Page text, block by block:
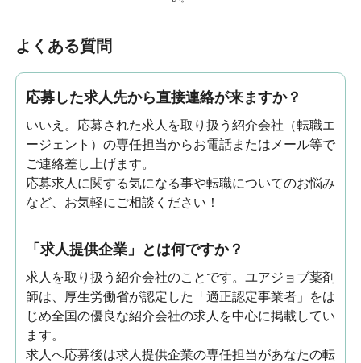
よくある質問
応募した求人先から直接連絡が来ますか？
いいえ。応募された求人を取り扱う紹介会社（転職エ
ージェント）の専任担当からお電話またはメール等で
ご連絡差し上げます。
応募求人に関する気になる事や転職についてのお悩み
など、お気軽にご相談ください！
「求人提供企業」とは何ですか？
求人を取り扱う紹介会社のことです。ユアジョブ薬剤
師は、厚生労働省が認定した「適正認定事業者」をは
じめ全国の優良な紹介会社の求人を中心に掲載してい
ます。
求人へ応募後は求人提供企業の専任担当があなたの転